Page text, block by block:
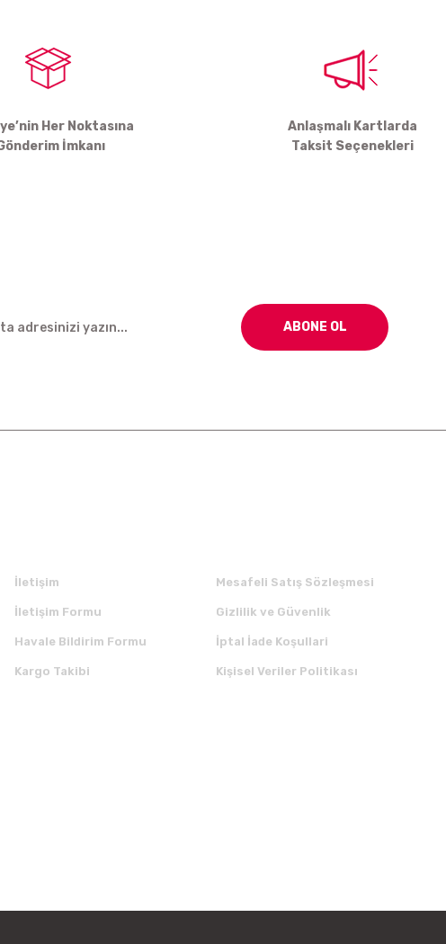
Her Noktasına
İmkanı
Anlaşmalı Kartlarda
Taksit Seçenekleri
ABONE OL
İletişim
İletişim Formu
Havale Bildirim Formu
Kargo Takibi
Mesafeli Satış Sözleşmesi
Gizlilik ve Güvenlik
İptal İade Koşullari
Kişisel Veriler Politikası